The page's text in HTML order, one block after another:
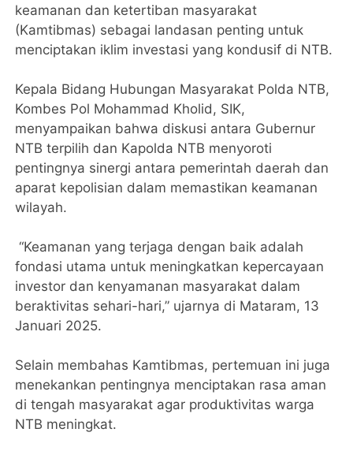
keamanan dan ketertiban masyarakat
(Kamtibmas) sebagai landasan penting untuk
menciptakan iklim investasi yang kondusif di NTB.
Kepala Bidang Hubungan Masyarakat Polda NTB,
Kombes Pol Mohammad Kholid, SIK,
menyampaikan bahwa diskusi antara Gubernur
NTB terpilih dan Kapolda NTB menyoroti
pentingnya sinergi antara pemerintah daerah dan
aparat kepolisian dalam memastikan keamanan
wilayah.
“Keamanan yang terjaga dengan baik adalah
fondasi utama untuk meningkatkan kepercayaan
investor dan kenyamanan masyarakat dalam
beraktivitas sehari-hari,” ujarnya di Mataram, 13
Januari 2025.
Selain membahas Kamtibmas, pertemuan ini juga
menekankan pentingnya menciptakan rasa aman
di tengah masyarakat agar produktivitas warga
NTB meningkat.